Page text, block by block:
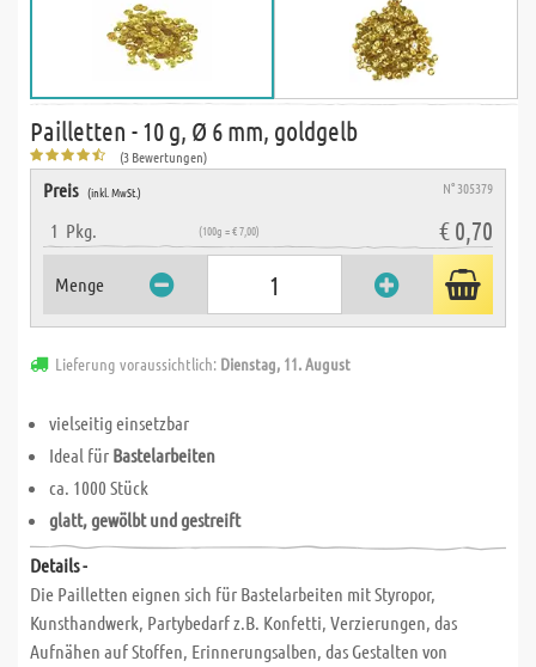
Pailletten - 10 g, Ø 6 mm, goldgelb
(3 Bewertungen)
Preis (inkl. MwSt.) N° 305379
1 Pkg. (100g = € 7,00) € 0,70
Menge
Lieferung voraussichtlich: Dienstag, 11. August
vielseitig einsetzbar
Ideal für Bastelarbeiten
ca. 1000 Stück
glatt, gewölbt und gestreift
Details -
Die Pailletten eignen sich für Bastelarbeiten mit Styropor,
Kunsthandwerk, Partybedarf z.B. Konfetti, Verzierungen, das
Aufnähen auf Stoffen, Erinnerungsalben, das Gestalten von